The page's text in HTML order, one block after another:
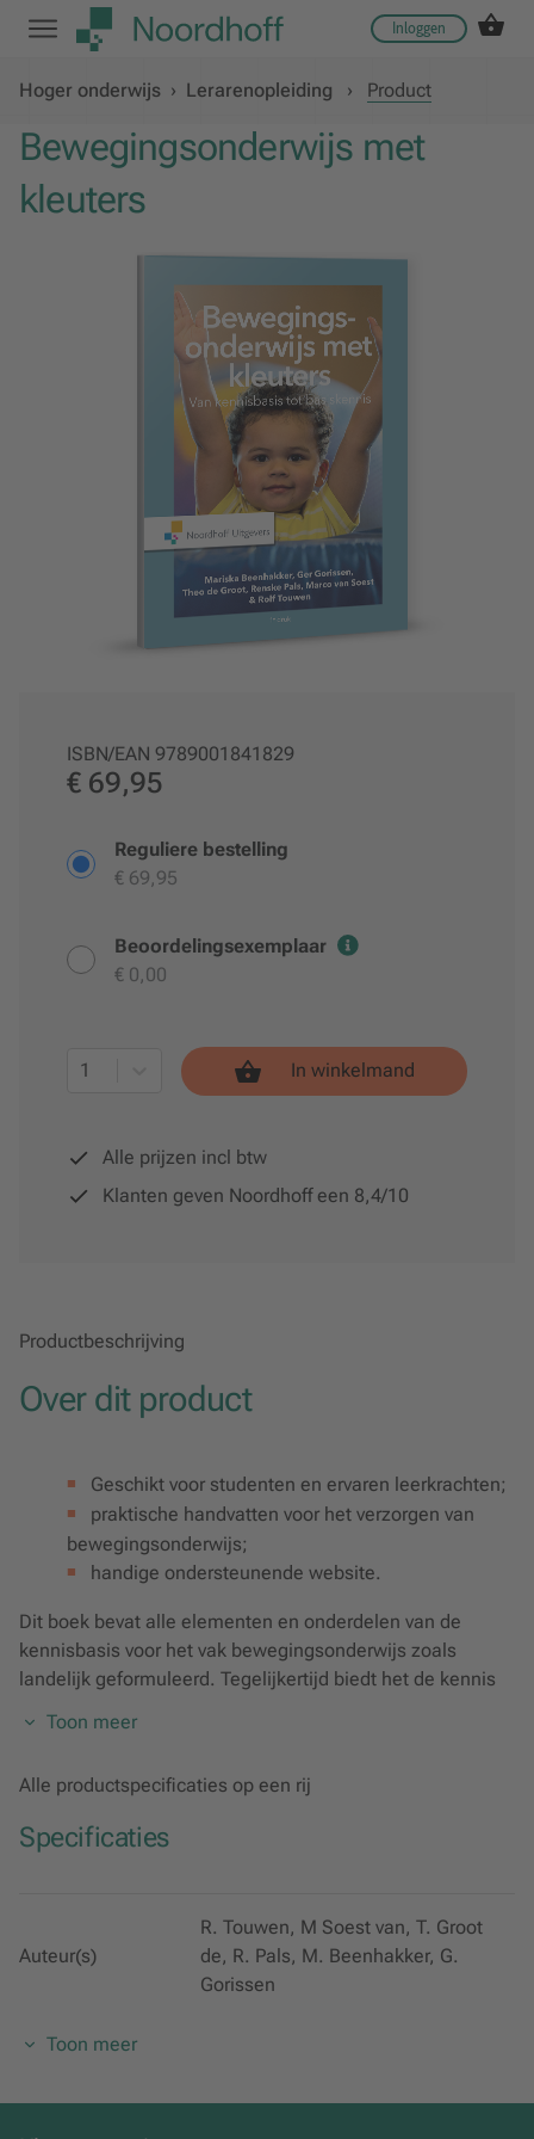
Inloggen
Hoger onderwijs › Lerarenopleiding › Product
Bewegingsonderwijs met
kleuters
Productbeschrijving
Over dit product
Geschikt voor studenten en ervaren leerkrachten;
praktische handvatten voor het verzorgen van
bewegingsonderwijs;
handige ondersteunende website.
Dit boek bevat alle elementen en onderdelen van de
kennisbasis voor het vak bewegingsonderwijs zoals
landelijk geformuleerd. Tegelijkertijd biedt het de kennis
als hij op een verantwoorde manier lessen
pabo- en alostudenten die in de toekomst les gaan geven
Hiermee kunnen ook ervaren leerkrachten en bijvoorbeeld
kinderfysiotherapeuten hun voordeel doen.
in mooie samenhang."
"Prima, overzichtelijk, fijn de lijst achterin met termen."
Toon meer
Alle productspecificaties op een rij
Specificaties
Auteur(s)
R. Touwen, M Soest van, T. Groot
de, R. Pals, M. Beenhakker, G.
Gorissen
EditieToon meer
ISBN/EAN 9789001841829
€ 69,95
Reguliere bestelling
€ 69,95
Beoordelingsexemplaar
€ 0,00
1 In winkelmand
Alle prijzen incl btw
Klanten geven Noordhoff een 8,4/10